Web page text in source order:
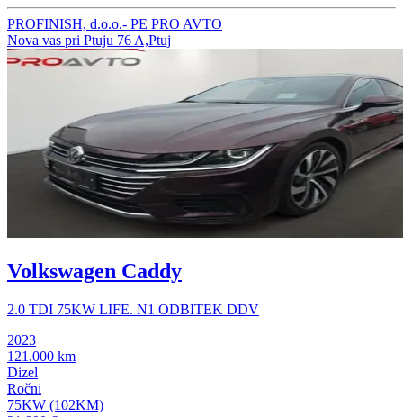
PROFINISH, d.o.o.- PE PRO AVTO
Nova vas pri Ptuju 76 A,Ptuj
Volkswagen Caddy
2.0 TDI 75KW LIFE. N1 ODBITEK DDV
2023
121.000 km
Dizel
Ročni
75KW (102KM)